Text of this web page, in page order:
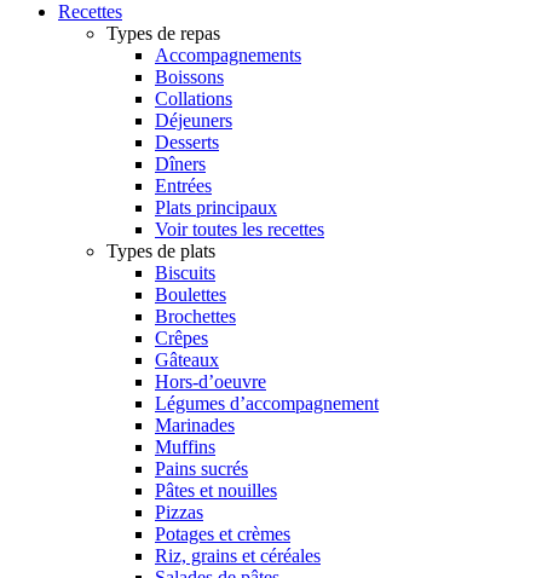
Recettes
Types de repas
Accompagnements
Boissons
Collations
Déjeuners
Desserts
Dîners
Entrées
Plats principaux
Voir toutes les recettes
Types de plats
Biscuits
Boulettes
Brochettes
Crêpes
Gâteaux
Hors-d’oeuvre
Légumes d’accompagnement
Marinades
Muffins
Pains sucrés
Pâtes et nouilles
Pizzas
Potages et crèmes
Riz, grains et céréales